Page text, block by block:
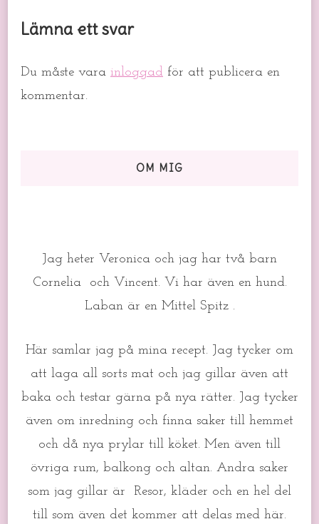
Lämna ett svar
Du måste vara inloggad för att publicera en
kommentar.
OM MIG
Jag heter Veronica och jag har två barn
Cornelia och Vincent. Vi har även en hund.
Laban är en Mittel Spitz .
Här samlar jag på mina recept. Jag tycker om
att laga all sorts mat och jag gillar även att
baka och testar gärna på nya rätter. Jag tycker
även om inredning och finna saker till hemmet
och då nya prylar till köket. Men även till
övriga rum, balkong och altan. Andra saker
som jag gillar är Resor, kläder och en hel del
till som även det kommer att delas med här.